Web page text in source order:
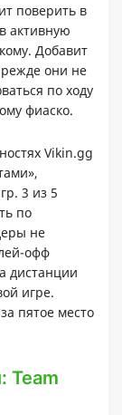
поверить в
активную
Добавит
они не
по ходу
фиаско.
Vikin.gg
3 из 5
по
не
офф
дистанции
игре.
пятое место
Team